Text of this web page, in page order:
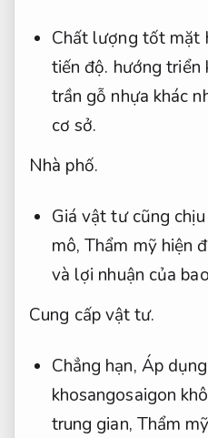
Chất lượng tốt mặt
tiến độ. hướng triển
trần gỗ nhựa khác
cơ sở.
Nhà phố.
Giá vật tư cũng
mô,Thẩm mỹ hiện
và lợi nhuận của
Cung cấp vật tư.
Chẳng hạn, Áp
khosangosaigon
trung gian, Thẩm